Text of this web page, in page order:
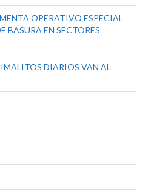
OPERATIVO ESPECIAL
BASURA EN SECTORES
DIARIOS VAN AL